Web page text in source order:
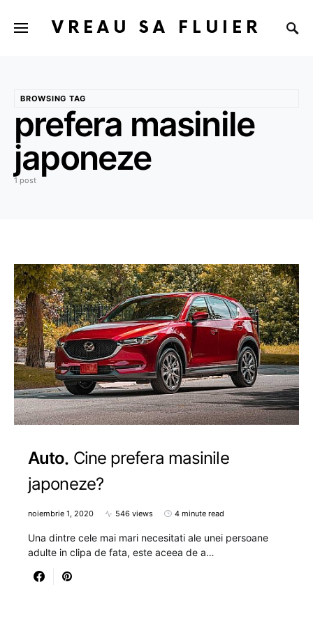
VREAU SA FLUIER
BROWSING TAG
prefera masinile
japoneze
1 post
Auto Cine prefera masinile
japoneze?
noiembrie 1, 2020 546 views 4 minute read
Una dintre cele mai mari necesitati ale unei persoane
adulte in clipa de fata, este aceea de a…